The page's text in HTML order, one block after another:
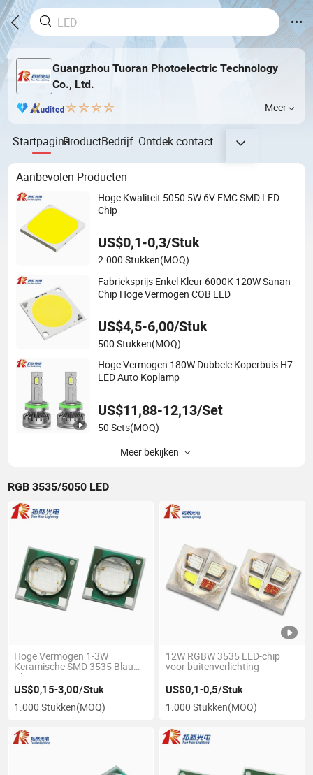
Guangzhou Tuoran Photoelectric Technology
Co., Ltd.
Meer
StartpaginaProductBedrijf Ontdekcontact
Aanbevolen Producten
Hoge Kwaliteit 5050 5W 6V EMC SMD LED
Chip
US$0,1-0,3/Stuk
2.000 Stukken(MOQ)
Fabrieksprijs Enkel Kleur 6000K 120W Sanan
Chip Hoge Vermogen COB LED
US$4,5-6,00/Stuk
500 Stukken(MOQ)
Hoge Vermogen 180W Dubbele Koperbuis H7
LED Auto Koplamp
US$11,88-12,13/Set
50 Sets(MOQ)
Meer bekijken
RGB 3535/5050 LED
Hoge Vermogen 1-3W
Keramische SMD 3535 Blauwe
Kleur 455-465nm CREE LED
Chip
US$0,15-3,00/Stuk
1.000 Stukken(MOQ)
12W RGBW 3535 LED-chip
voor buitenverlichting
US$0,1-0,5/Stuk
1.000 Stukken(MOQ)